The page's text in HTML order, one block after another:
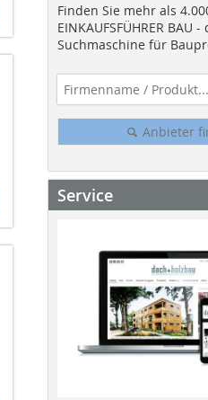
Finden Sie mehr als
EINKAUFSFÜHRER BAU -
Suchmaschine für
Anbieter
Service